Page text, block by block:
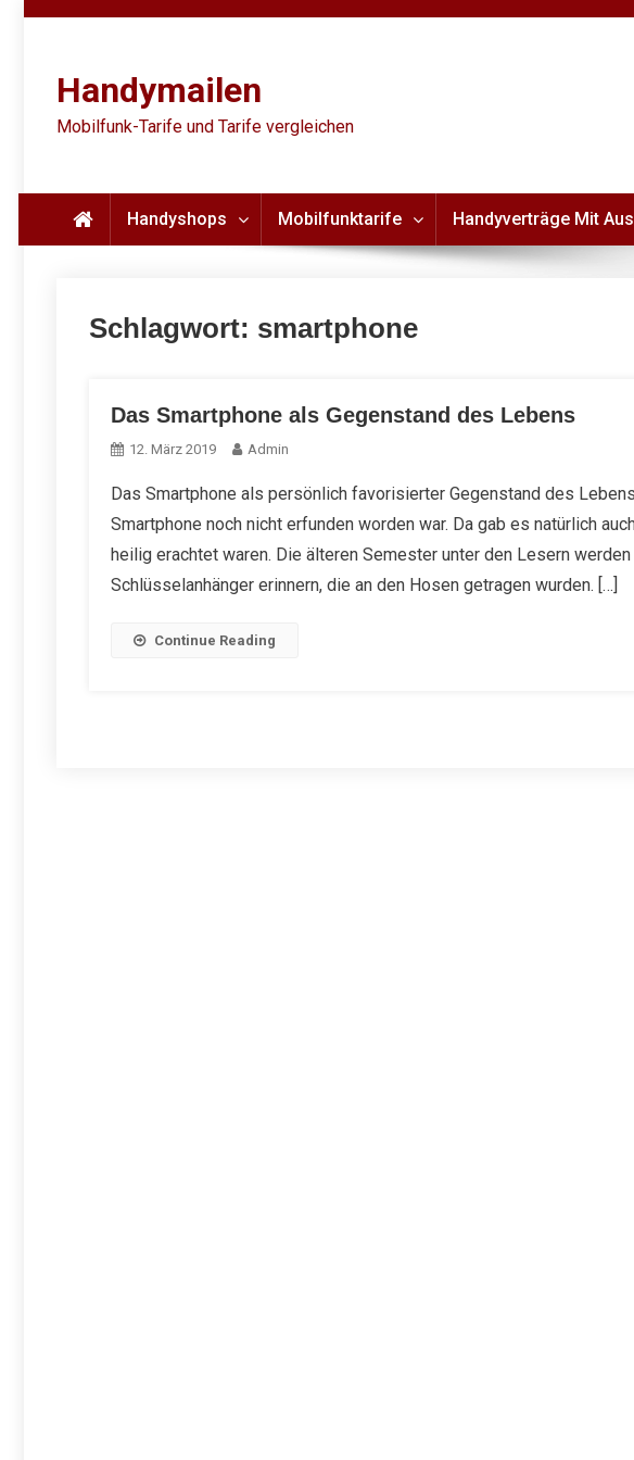
Handymailen
Mobilfunk-Tarife und Tarife vergleichen
Handyshops Mobilfunktarife Handyverträge Mit
Schlagwort: smartphone
Das Smartphone als Gegenstand des Lebens
12. März 2019 Admin
Das Smartphone als persönlich favorisierter Gegenstand des
Smartphone noch nicht erfunden worden war. Da gab es natürlich
heilig erachtet waren. Die älteren Semester unter den Lesern
Schlüsselanhänger erinnern, die an den Hosen getragen wurden. […]
Continue Reading